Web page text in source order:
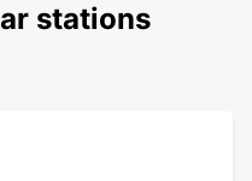
stations